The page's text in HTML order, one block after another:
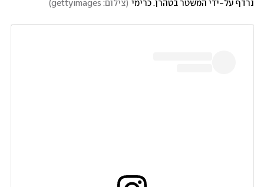
נרדף על-ידי המשטר בטהרן. כרימי (צילום: gettyimages )